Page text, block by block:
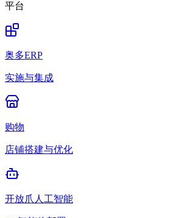
平台
奥多ERP
实施与集成
购物
店铺搭建与优化
开放爪人工智能